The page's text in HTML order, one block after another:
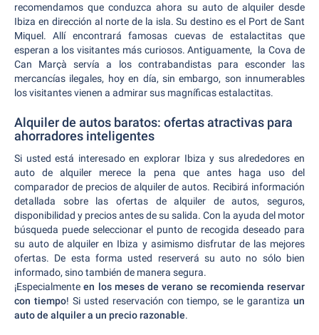
recomendamos que conduzca ahora su auto de alquiler desde
Ibiza en dirección al norte de la isla. Su destino es el Port de Sant
Miquel. Allí encontrará famosas cuevas de estalactitas que
esperan a los visitantes más curiosos. Antiguamente, la Cova de
Can Marçà servía a los contrabandistas para esconder las
mercancías ilegales, hoy en día, sin embargo, son innumerables
los visitantes vienen a admirar sus magníficas estalactitas.
Alquiler de autos baratos: ofertas atractivas para
ahorradores inteligentes
Si usted está interesado en explorar Ibiza y sus alrededores en
auto de alquiler merece la pena que antes haga uso del
comparador de precios de alquiler de autos. Recibirá información
detallada sobre las ofertas de alquiler de autos, seguros,
disponibilidad y precios antes de su salida. Con la ayuda del motor
búsqueda puede seleccionar el punto de recogida deseado para
su auto de alquiler en Ibiza y asimismo disfrutar de las mejores
ofertas. De esta forma usted reserverá su auto no sólo bien
informado, sino también de manera segura.
¡Especialmenteen los meses de verano se recomienda reservar
con tiempo! Si usted reservación con tiempo, se le garantizaun
auto de alquiler a un precio razonable.